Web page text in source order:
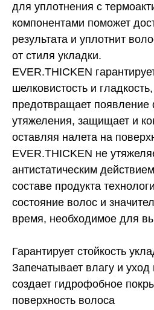
для уплотнения с
компонентами поможет
результата и уплотнит
от стиля укладки.
EVER.THICKEN
шелковистость и
предотвращает
утяжеления, защищает и
оставляя налета на
EVER.THICKEN не
антистатическим
составе продукта
состояние волос и
время, необходимое для
Гарантирует стойкость
Запечатывает влагу и уход
создает гидрофобное
поверхность волоса